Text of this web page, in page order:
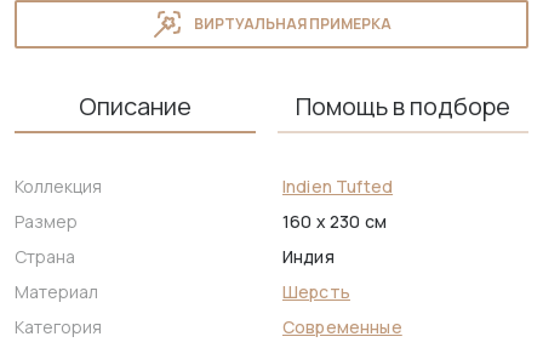
ВИРТУАЛЬНАЯ ПРИМЕРКА
Описание Помощь в подборе
Коллекция
Indien Tufted
Размер
160 x 230 см
Страна
Индия
Материал
Шерсть
Категория
Современные